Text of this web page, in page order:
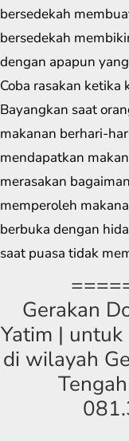
bersedekah
bersedekah
dengan apapun
Coba rasakan ketika
Bayangkan saat
makanan berhari-
mendapatkan
merasakan
memperoleh
berbuka dengan
saat puasa tidak
Gerakan
Yatim |
di wilayah